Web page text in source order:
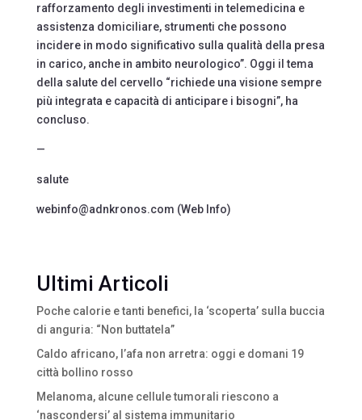
rafforzamento degli investimenti in telemedicina e
assistenza domiciliare, strumenti che possono
incidere in modo significativo sulla qualità della presa
in carico, anche in ambito neurologico”. Oggi il tema
della salute del cervello “richiede una visione sempre
più integrata e capacità di anticipare i bisogni”, ha
concluso.
—
salute
webinfo@adnkronos.com (Web Info)
Ultimi Articoli
Poche calorie e tanti benefici, la ‘scoperta’ sulla buccia
di anguria: “Non buttatela”
Caldo africano, l’afa non arretra: oggi e domani 19
città bollino rosso
Melanoma, alcune cellule tumorali riescono a
‘nascondersi’ al sistema immunitario